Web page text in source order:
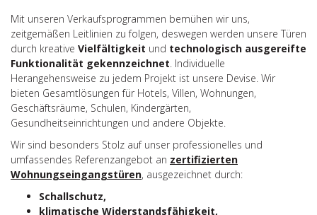
Mit unseren Verkaufsprogrammen bemühen wir uns,
zeitgemäßen Leitlinien zu folgen, deswegen werden unsere Türen
durch kreative Vielfältigkeit und technologisch ausgereifte
Funktionalität gekennzeichnet. Individuelle
Herangehensweise zu jedem Projekt ist unsere Devise. Wir
bieten Gesamtlösungen für Hotels, Villen, Wohnungen,
Geschäftsräume, Schulen, Kindergärten,
Gesundheitseinrichtungen und andere Objekte.
Wir sind besonders Stolz auf unser professionelles und
umfassendes Referenzangebot an zertifizierten
Wohnungseingangstüren, ausgezeichnet durch:
Schallschutz,
klimatische Widerstandsfähigkeit,